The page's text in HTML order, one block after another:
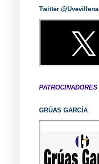
Twitter @Uvevillena
PATROCINADORES
GRÚAS GARCÍA